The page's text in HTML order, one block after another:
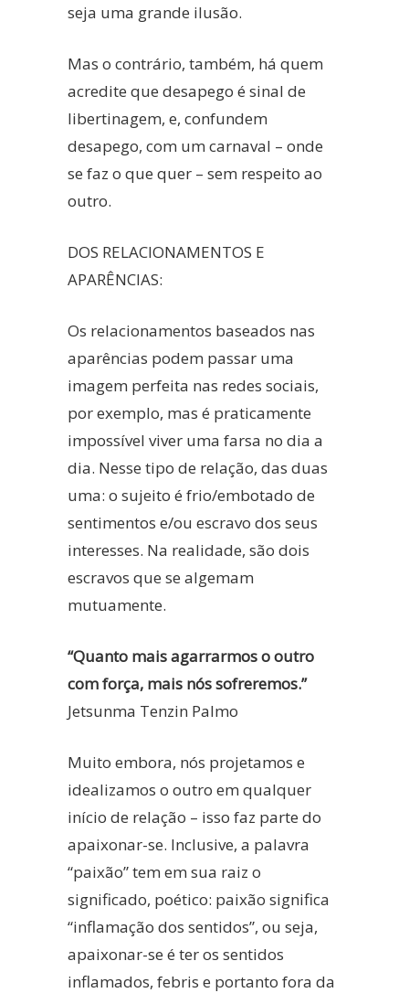
seja uma grande ilusão.
Mas o contrário, também, há quem
acredite que desapego é sinal de
libertinagem, e, confundem
desapego, com um carnaval – onde
se faz o que quer – sem respeito ao
outro.
DOS RELACIONAMENTOS E
APARÊNCIAS:
Os relacionamentos baseados nas
aparências podem passar uma
imagem perfeita nas redes sociais,
por exemplo, mas é praticamente
impossível viver uma farsa no dia a
dia. Nesse tipo de relação, das duas
uma: o sujeito é frio/embotado de
sentimentos e/ou escravo dos seus
interesses. Na realidade, são dois
escravos que se algemam
mutuamente.
“Quanto mais agarrarmos o outro
com força, mais nós sofreremos.”
Jetsunma Tenzin Palmo
Muito embora, nós projetamos e
idealizamos o outro em qualquer
início de relação – isso faz parte do
apaixonar-se. Inclusive, a palavra
“paixão” tem em sua raiz o
significado, poético: paixão significa
“inflamação dos sentidos”, ou seja,
apaixonar-se é ter os sentidos
inflamados, febris e portanto fora da